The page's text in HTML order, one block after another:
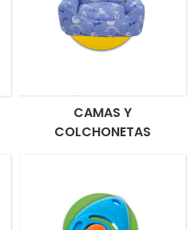
CAMAS Y
COLCHONETAS